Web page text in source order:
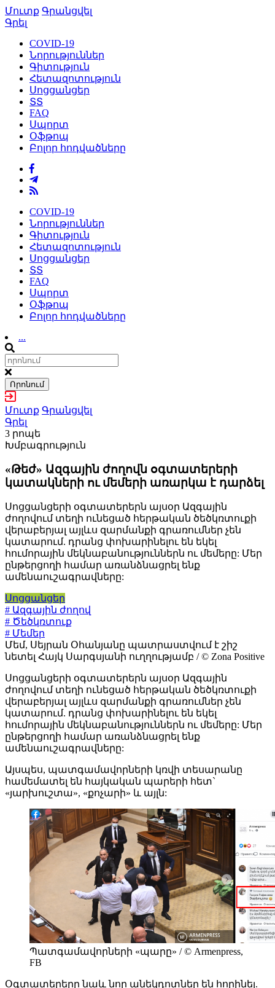
Մուտք Գրանցվել
Գրել
COVID-19
Նորություններ
Գիտություն
Հետազոտություն
Սոցցանցեր
ՏՏ
FAQ
Սպորտ
Օֆթոպ
Բոլոր հոդվածները
COVID-19
Նորություններ
Գիտություն
Հետազոտություն
Սոցցանցեր
ՏՏ
FAQ
Սպորտ
Օֆթոպ
Բոլոր հոդվածները
...
Որոնում
Մուտք Գրանցվել
Գրել
3 րոպե
Խմբագրություն
«Թեժ» Ազգային ժողովն օգտատերերի
կատակների ու մեմերի առարկա է դարձել
Սոցցանցերի օգտատերերն այսօր Ազգային
ժողովում տեղի ունեցած հերթական ծեծկռտուքի
վերաբերյալ այլևս զարմանքի գրառումներ չեն
կատարում. դրանց փոխարինելու են եկել
հումորային մեկնաբանություններն ու մեմերը: Մեր
ընթերցողի համար առանձնացրել ենք
ամենաուշագրավները:
Սոցցանցեր
# Ազգային ժողով
# Ծեծկռտուք
# Մեմեր
Մեմ, Սեյրան Օհանյանը պատրաստվում է շիշ
նետել Հայկ Սարգսյանի ուղղությամբ / © Zona Positive
Սոցցանցերի օգտատերերն այսօր Ազգային
ժողովում տեղի ունեցած հերթական ծեծկռտուքի
վերաբերյալ այլևս զարմանքի գրառումներ չեն
կատարում. դրանց փոխարինելու են եկել
հումորային մեկնաբանություններն ու մեմերը: Մեր
ընթերցողի համար առանձնացրել ենք
ամենաուշագրավները:
Այսպես, պատգամավորների կռվի տեսարանը
համեմատել են հայկական պարերի հետ`
«յարխուշտա», «քոչարի» և այլն:
Պատգամավորների «պարը» / © Armenpress,
FB
Օգտատերերը նաև նոր անեկդոտներ են հորինել.